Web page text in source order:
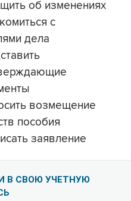
об изменениях
с
дела
возмещение
пособия
заявление
В СВОЮ УЧЕТНУЮ